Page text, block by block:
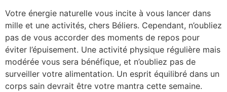
Votre énergie naturelle vous incite à vous lancer dans
mille et une activités, chers Béliers. Cependant, n’oubliez
pas de vous accorder des moments de repos pour
éviter l’épuisement. Une activité physique régulière mais
modérée vous sera bénéfique, et n’oubliez pas de
surveiller votre alimentation. Un esprit équilibré dans un
corps sain devrait être votre mantra cette semaine.